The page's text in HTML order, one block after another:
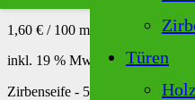
Türen
1,60 € / 100 ml
inkl. 19 % MwSt.
zzgl.
Zirbenseife - 5 L. Kanister